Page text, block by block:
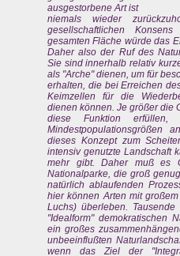
ausgestorbene Art ist
niemals wieder
gesellschaftlichen
gesamten Fläche würde das
Daher also der Ruf des
Sie sind innerhalb relativ
als "Arche" dienen, um für
erhalten, die bei Erreichen
Keimzellen für die
dienen können. Je größer die
diese Funktion
Mindestpopulationsgrößen
dieses Konzept zum
intensiv genutzte Landschaft
mehr gibt. Daher muß es
Nationalparke, die groß
natürlich ablaufenden
hier können Arten mit
Luchs) überleben.
"Idealform" demokratischen
ein großes
unbeeinflußten
wenn das Ziel der